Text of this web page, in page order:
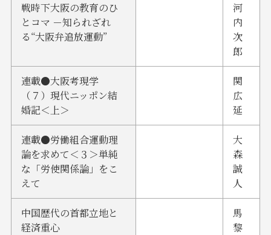
戦時下大阪の教育のひ
とコマ －知られざれ
る“大阪弁追放運動”
河
内
次
郎
連載●大阪考現学
（７）現代ニッポン結
婚記＜上＞
関
広
延
連載●労働組合運動理
論を求めて＜３＞単純
な「労使関係論」をこ
えて
大
森
誠
人
中国歴代の首都立地と
経済重心
馬
黎